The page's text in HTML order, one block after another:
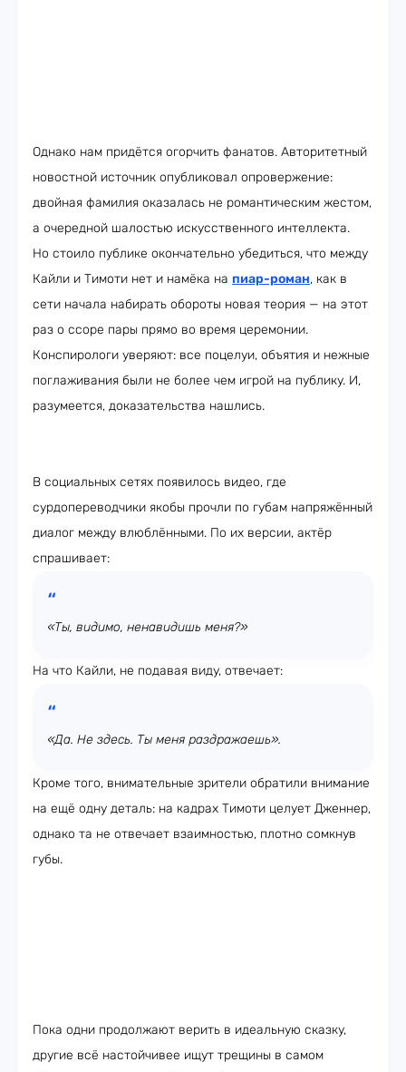
Однако нам придётся огорчить фанатов. Авторитетный
новостной источник опубликовал опровержение:
двойная фамилия оказалась не романтическим жестом,
а очередной шалостью искусственного интеллекта.
Но стоило публике окончательно убедиться, что между
Кайли и Тимоти нет и намёка на пиар-роман, как в
сети начала набирать обороты новая теория — на этот
раз о ссоре пары прямо во время церемонии.
Конспирологи уверяют: все поцелуи, объятия и нежные
поглаживания были не более чем игрой на публику. И,
разумеется, доказательства нашлись.
В социальных сетях появилось видео, где
сурдопереводчики якобы прочли по губам напряжённый
диалог между влюблёнными. По их версии, актёр
спрашивает:
«Ты, видимо, ненавидишь меня?»
На что Кайли, не подавая виду, отвечает:
«Да. Не здесь. Ты меня раздражаешь».
Кроме того, внимательные зрители обратили внимание
на ещё одну деталь: на кадрах Тимоти целует Дженнер,
однако та не отвечает взаимностью, плотно сомкнув
губы.
Пока одни продолжают верить в идеальную сказку,
другие всё настойчивее ищут трещины в самом